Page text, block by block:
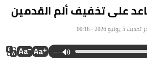
--:--